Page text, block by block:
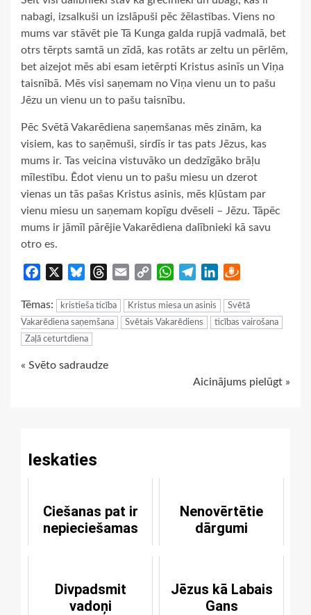
nabagi, izsalkuši un izslāpuši pēc žēlastības. Viens no
mums var stāvēt pie Tā Kunga galda rupjā vadmalā, bet
otrs tērpts samtā un zīdā, kas rotāts ar zeltu un pērlēm,
bet aizejot mēs abi esam ietērpti Kristus asinīs un Viņa
taisnībā. Mēs visi saņemam no Viņa vienu un to pašu
Jēzu un vienu un to pašu taisnību.
Pēc Svētā Vakarēdiena saņemšanas mēs zinām, ka
visiem, kas to saņēmuši, sirdīs ir tas pats Jēzus, kas
mums ir. Tas veicina vistuvāko un dedzīgāko brāļu
mīlestību. Ēdot vienu un to pašu miesu un dzerot
vienas un tās pašas Kristus asinis, mēs kļūstam par
vienu miesu un saņemam kopīgu dvēseli – Jēzu. Tāpēc
mums ir jāmīl pārējie Vakarēdiena dalībnieki kā savu
otro es.
Facebook BlueskyThreads
Email
Copy
WhatsApp
TelegramLinkedIn
Tēmas: kristieša ticība Kristus miesa un asinis
Svētā
Vakarēdiena saņemšana
Svētais Vakarēdiens
ticības vairošana
Zaļā ceturtdiena
Continue
« Svēto sadraudze
Aicinājums pielūgt »
Ieskaties
Ciešanas pat ir
nepieciešamas
Nenovērtētie
dārgumi
Divpadsmit
vadoņi
Jēzus kā Labais
Gans